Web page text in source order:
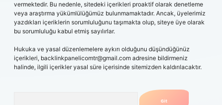
vermektedir. Bu nedenle, sitedeki içerikleri proaktif olarak denetleme
veya araştırma yükümlülüğümüz bulunmamaktadır. Ancak, üyelerimiz
yazdıkları içeriklerin sorumluluğunu taşımakta olup, siteye üye olarak
bu sorumluluğu kabul etmiş sayılırlar.
Hukuka ve yasal düzenlemelere aykırı olduğunu düşündüğünüz
içerikleri, backlinkpanelicomtr@gmail.com adresine bildirmeniz
halinde, ilgili içerikler yasal süre içerisinde sitemizden kaldırılacaktır.